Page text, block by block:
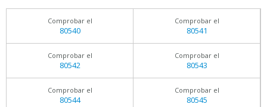
Comprobar el
80540
Comprobar el
80541
Comprobar el
80542
Comprobar el
80543
Comprobar el
80544
Comprobar el
80545